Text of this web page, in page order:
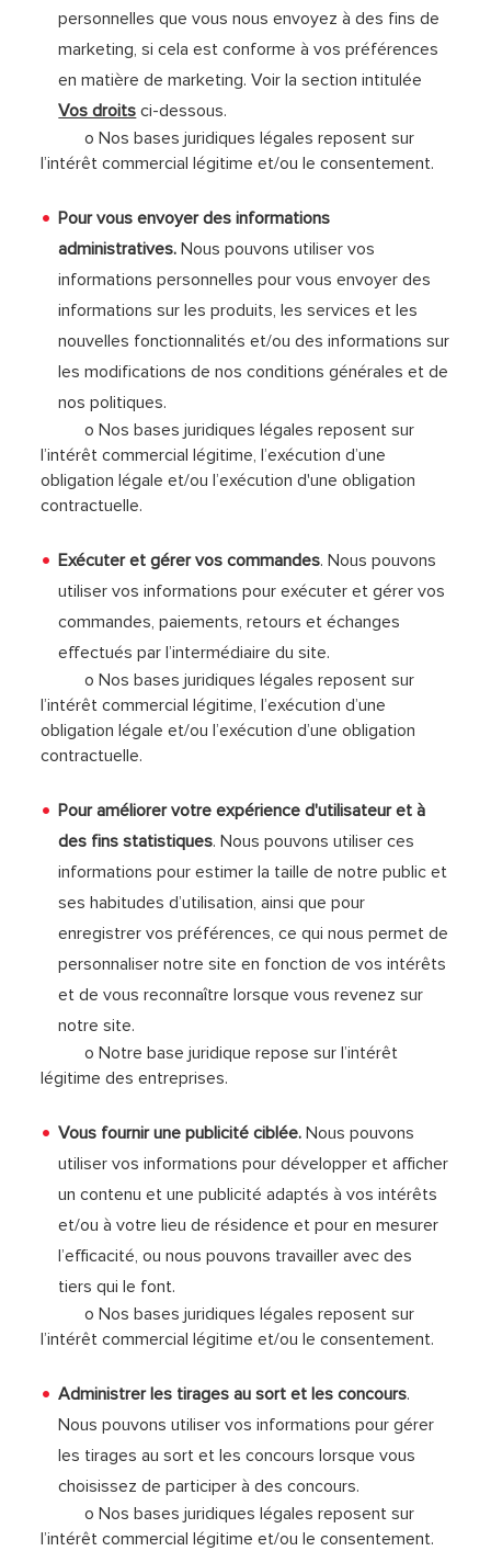
personnelles que vous nous envoyez à des fins de
marketing, si cela est conforme à vos préférences
en matière de marketing. Voir la section intitulée
Vos droits ci-dessous.
o Nos bases juridiques légales reposent sur
l’intérêt commercial légitime et/ou le consentement.
Pour vous envoyer des informations
administratives. Nous pouvons utiliser vos
informations personnelles pour vous envoyer des
informations sur les produits, les services et les
nouvelles fonctionnalités et/ou des informations sur
les modifications de nos conditions générales et de
nos politiques.
o Nos bases juridiques légales reposent sur
l’intérêt commercial légitime, l’exécution d’une
obligation légale et/ou l’exécution d'une obligation
contractuelle.
Exécuter et gérer vos commandes. Nous pouvons
utiliser vos informations pour exécuter et gérer vos
commandes, paiements, retours et échanges
effectués par l’intermédiaire du site.
o Nos bases juridiques légales reposent sur
l’intérêt commercial légitime, l’exécution d’une
obligation légale et/ou l’exécution d’une obligation
contractuelle.
Pour améliorer votre expérience d'utilisateur et à
des fins statistiques. Nous pouvons utiliser ces
informations pour estimer la taille de notre public et
ses habitudes d’utilisation, ainsi que pour
enregistrer vos préférences, ce qui nous permet de
personnaliser notre site en fonction de vos intérêts
et de vous reconnaître lorsque vous revenez sur
notre site.
o Notre base juridique repose sur l’intérêt
légitime des entreprises.
Vous fournir une publicité ciblée.Nous pouvons
utiliser vos informations pour développer et afficher
un contenu et une publicité adaptés à vos intérêts
et/ou à votre lieu de résidence et pour en mesurer
l’efficacité, ou nous pouvons travailler avec des
tiers qui le font.
o Nos bases juridiques légales reposent sur
l’intérêt commercial légitime et/ou le consentement.
Administrer les tirages au sort et les concours.
Nous pouvons utiliser vos informations pour gérer
les tirages au sort et les concours lorsque vous
choisissez de participer à des concours.
o Nos bases juridiques légales reposent sur
l’intérêt commercial légitime et/ou le consentement.